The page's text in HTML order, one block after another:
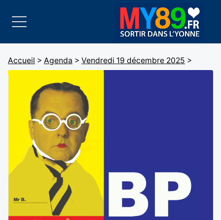
Accueil > Agenda > Vendredi 19 décembre 2025 >